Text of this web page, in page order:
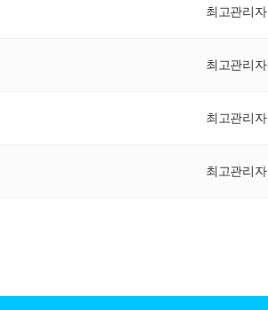
최고관리자
최고관리자
최고관리자
최고관리자